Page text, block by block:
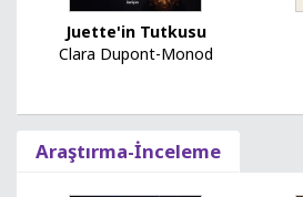
Juette'in Tutkusu
Clara Dupont-Monod
Araştırma-İnceleme